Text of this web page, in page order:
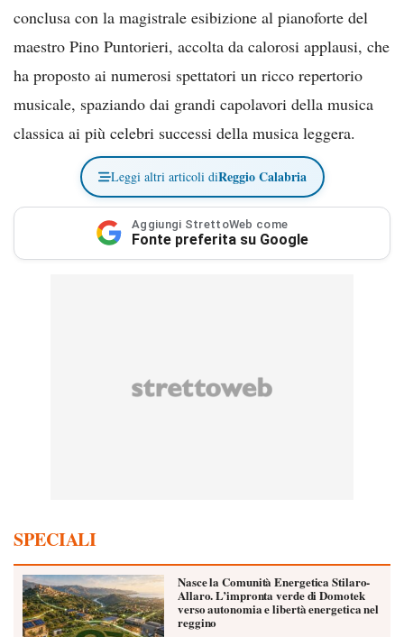
conclusa con la magistrale esibizione al pianoforte del
maestro Pino Puntorieri, accolta da calorosi applausi, che
ha proposto ai numerosi spettatori un ricco repertorio
musicale, spaziando dai grandi capolavori della musica
classica ai più celebri successi della musica leggera.
Leggi altri articoli diReggio Calabria
Aggiungi StrettoWeb come
Fonte preferita su Google
SPECIALI
Nasce la Comunità Energetica Stilaro-
Allaro. L’impronta verde di Domotek
verso autonomia e libertà energetica nel
reggino